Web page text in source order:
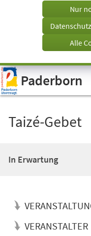
Visuelle
Assistenzsoftware
öffnen.
Nur
Alle
Paderborn
Taizé-Gebet
In Erwartung
VERANSTALTER